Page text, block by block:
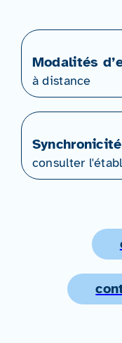
Modalités
à distance
Synchronicité
consulter